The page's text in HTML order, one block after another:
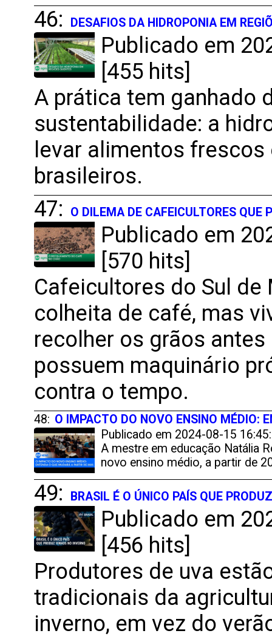
46:
DESAFIOS DA HIDROPONIA EM
Publicado em
[455 hits]
A prática tem ganhado
sustentabilidade: a
levar alimentos
brasileiros.
47:
O DILEMA DE CAFEICULTORES QUE
Publicado em
[570 hits]
Cafeicultores do Sul
colheita de café, mas
recolher os grãos
possuem maquinário
contra o tempo.
48: O IMPACTO DO NOVO ENSINO MÉDIO:
Publicado em 2024-08-15
A mestre em educação Natália
novo ensino médio, a partir de
49: BRASIL É O ÚNICO PAÍS QUE
Publicado em
[456 hits]
Produtores de uva
tradicionais da
inverno, em vez do